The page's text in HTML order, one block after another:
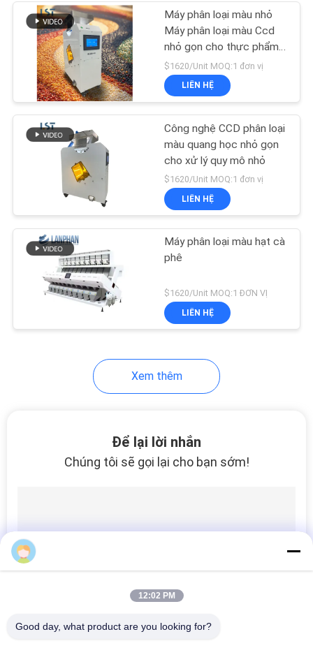
CHÍNH
SÁCH
BẢO
MẬT
lò phản ứng thủy
tinh trong phòng thí
nghiệm
Máy sấy đông lạnh
phòng thí nghiệm
thiết bị chưng cất
Thiết bị chưng cất
phim lau
Máy phân loại màu nhỏ
Máy phân loại màu Ccd
nhỏ gọn cho thực phẩm
và ngũ cốc
$1620/Unit MOQ:1 đơn vị
LIÊN HỆ
Công nghệ CCD phân loại
màu quang học nhỏ gọn
cho xử lý quy mô nhỏ
$1620/Unit MOQ:1 đơn vị
LIÊN HỆ
Máy phân loại màu hạt cà
phê
$1620/Unit MOQ:1 ĐƠN VỊ
LIÊN HỆ
Xem thêm
Để lại lời nhắn
Chúng tôi sẽ gọi lại cho bạn sớm!
12:02 PM
Good day, what product are you looking for?